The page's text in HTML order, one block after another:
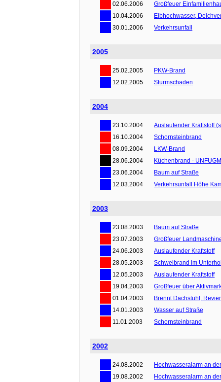
02.06.2006
Großfeuer
10.04.2006
Elbhochwasser,
30.01.2006
Verkehrsunfall
2005
25.02.2005
PKW-Brand
12.02.2005
Sturmschaden
2004
23.10.2004
Auslaufender Kraftstoff
16.10.2004
Schornsteinbrand
08.09.2004
LKW-Brand
28.06.2004
Küchenbrand -
23.06.2004
Baum auf Straße
12.03.2004
Verkehrsunfall Höhe
2003
23.08.2003
Baum auf Straße
23.07.2003
Großfeuer
24.06.2003
Auslaufender Kraftstoff
28.05.2003
Schwelbrand im
12.05.2003
Auslaufender Kraftstoff
19.04.2003
Großfeuer über
01.04.2003
Brennt Dachstuhl,
14.01.2003
Wasser auf Straße
11.01.2003
Schornsteinbrand
2002
24.08.2002
Hochwasseralarm an
19.08.2002
Hochwasseralarm an